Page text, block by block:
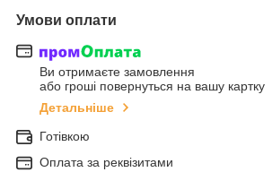
Умови оплати
Ви отримаєте замовлення
або гроші повернуться на вашу картку
Детальніше
Готівкою
Оплата за реквізитами